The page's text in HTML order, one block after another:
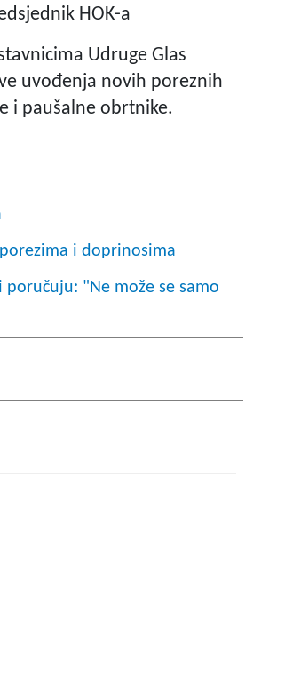
HOK-a
Udruge Glas
uvođenja novih poreznih
i paušalne obrtnike.
i doprinosima
"Ne može se samo